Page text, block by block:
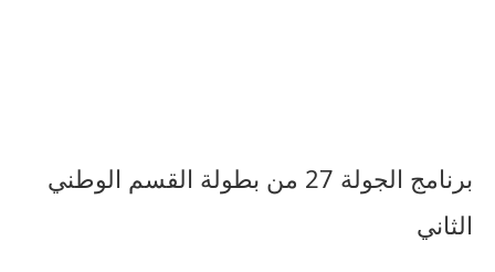
برنامج الجولة 27 من بطولة القسم الوطني
الثاني